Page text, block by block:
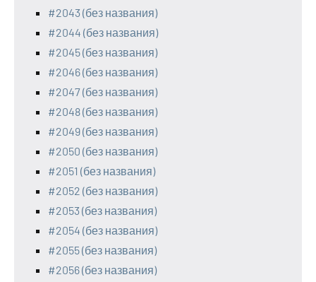
#2043 (без названия)
#2044 (без названия)
#2045 (без названия)
#2046 (без названия)
#2047 (без названия)
#2048 (без названия)
#2049 (без названия)
#2050 (без названия)
#2051 (без названия)
#2052 (без названия)
#2053 (без названия)
#2054 (без названия)
#2055 (без названия)
#2056 (без названия)